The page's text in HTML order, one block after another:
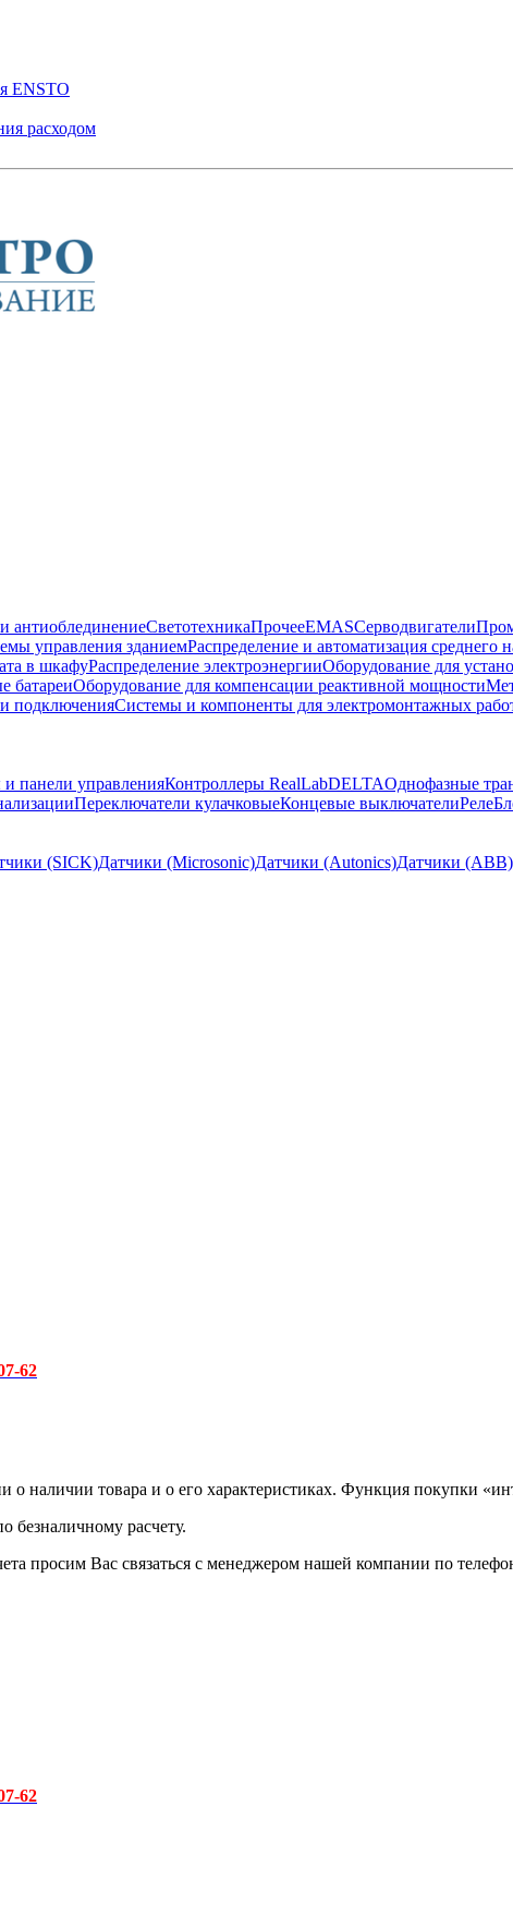
ENSTO
расходом
антиоблединениеСветотехникаПрочееEMASCерводвигатели
управления зданиемРаспределение и автоматизация среднего
в шкафуРаспределение электроэнергииОборудование для
батареиОборудование для компенсации реактивной мощности
подключенияСистемы и компоненты для электромонтажных
панели управленияКонтроллеры RealLabDELTAОднофазные
Переключатели кулачковыеКонцевые выключателиРеле
(SICK)Датчики (Microsonic)Датчики (Autonics)Датчики (ABB)
62
наличии товара и о его характеристиках. Функция покупки
безналичному расчету.
просим Вас связаться с менеджером нашей компании по
62